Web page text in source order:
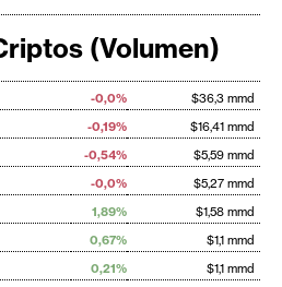
(Volumen)
-0,0%
$36,3 mmd
-0,19%
$16,41 mmd
-0,54%
$5,59 mmd
-0,0%
$5,27 mmd
1,89%
$1,58 mmd
0,67%
$1,1 mmd
0,21%
$1,1 mmd